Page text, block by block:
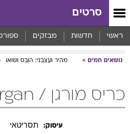
סרטים
ראשי חדשות מבזקים
נושאים חמים מהיר ועצבני: הובס ושואו
כריס מורגן / Chris Morgan
עיסוק: תסריטאי